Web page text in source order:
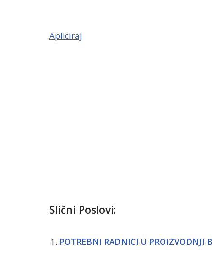
Apliciraj
Slični Poslovi:
POTREBNI RADNICI U PROIZVODNJI